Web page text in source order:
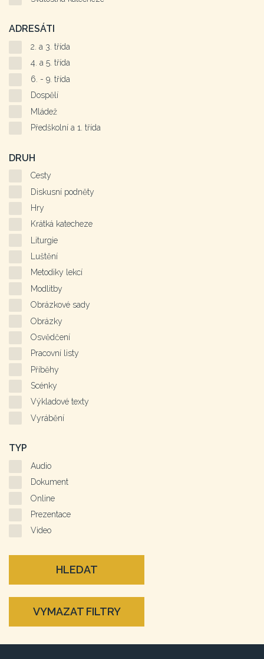
ADRESÁTI
2. a 3. třída
4. a 5. třída
6. - 9. třída
Dospělí
Mládež
Předškolní a 1. třída
DRUH
Cesty
Diskusní podněty
Hry
Krátká katecheze
Liturgie
Luštění
Metodiky lekcí
Modlitby
Obrázkové sady
Obrázky
Osvědčení
Pracovní listy
Příběhy
Scénky
Výkladové texty
Vyrábění
TYP
Audio
Dokument
Online
Prezentace
Video
HLEDAT
VYMAZAT FILTRY